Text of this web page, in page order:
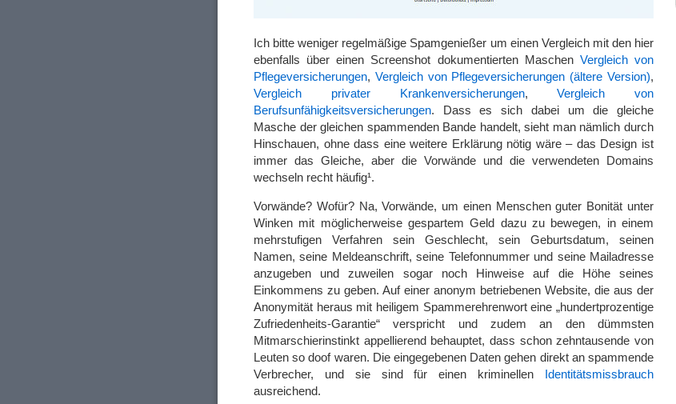
Ich bitte weniger regelmäßige Spamgenießer um einen Vergleich mit den hier
ebenfalls über einen Screenshot dokumentierten Maschen Vergleich von
Pflegeversicherungen, Vergleich von Pflegeversicherungen (ältere Version),
Vergleich privater Krankenversicherungen,Vergleich von
Berufsunfähigkeitsversicherungen. Dass es sich dabei um die gleiche
Masche der gleichen spammenden Bande handelt, sieht man nämlich durch
Hinschauen, ohne dass eine weitere Erklärung nötig wäre – das Design ist
immer das Gleiche, aber die Vorwände und die verwendeten Domains
wechseln recht häufig¹.
Vorwände? Wofür? Na, Vorwände, um einen Menschen guter Bonität unter
Winken mit möglicherweise gespartem Geld dazu zu bewegen, in einem
mehrstufigen Verfahren sein Geschlecht, sein Geburtsdatum, seinen
Namen, seine Meldeanschrift, seine Telefonnummer und seine Mailadresse
anzugeben und zuweilen sogar noch Hinweise auf die Höhe seines
Einkommens zu geben. Auf einer anonym betriebenen Website, die aus der
Anonymität heraus mit heiligem Spammerehrenwort eine „hundertprozentige
Zufriedenheits-Garantie“ verspricht und zudem an den dümmsten
Mitmarschierinstinkt appellierend behauptet, dass schon zehntausende von
Leuten so doof waren. Die eingegebenen Daten gehen direkt an spammende
Verbrecher, und sie sind für einen kriminellen Identitätsmissbrauch
ausreichend.